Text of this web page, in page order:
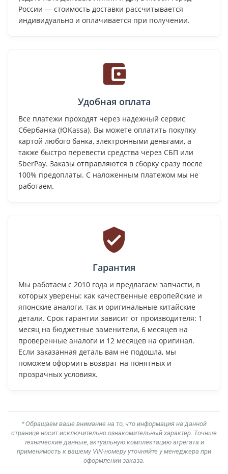
России — стоимость доставки рассчитывается
индивидуально и оплачивается при получении.
Удобная оплата
Все платежи проходят через надежный сервис
Сбербанка (ЮKassa). Вы можете оплатить покупку
картой любого банка, электронными деньгами, а
также быстро перевести средства через СБП или
SberPay. Заказы отправляются в сборку сразу после
100% предоплаты. С наложенным платежом мы не
работаем.
Гарантия
Мы работаем с 2010 года и предлагаем запчасти, в
которых уверены: как качественные европейские и
японские аналоги, так и оригинальные китайские
детали. Срок гарантии зависит от производителя: 1
месяц на бюджетные заменители, 6 месяцев на
проверенные аналоги и 12 месяцев на оригинал.
Если заказанная деталь вам не подошла, мы
поможем оформить возврат на понятных и
прозрачных условиях.
* Обращаем ваше внимание на то, что информация на данной
странице носит исключительно ознакомительный характер. Точные
технические данные, актуальную комплектацию агрегата и
применимость к вашему VIN-номеру уточняйте у менеджера при
оформлении заказа.